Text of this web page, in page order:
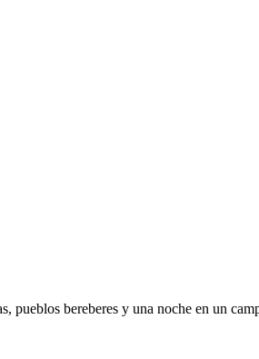
pueblos bereberes y una noche en un